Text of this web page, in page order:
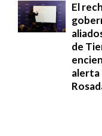
El
de
alerta